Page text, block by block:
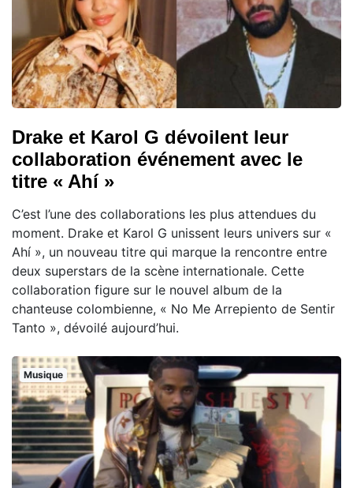
Drake et Karol G dévoilent leur
collaboration événement avec le
titre « Ahí »
C’est l’une des collaborations les plus attendues du
moment. Drake et Karol G unissent leurs univers sur «
Ahí », un nouveau titre qui marque la rencontre entre
deux superstars de la scène internationale. Cette
collaboration figure sur le nouvel album de la
chanteuse colombienne, « No Me Arrepiento de Sentir
Tanto », dévoilé aujourd’hui.
Musique